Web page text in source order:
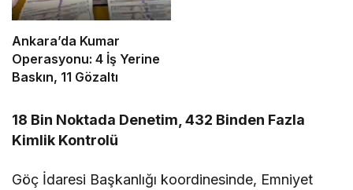
Ankara’da Kumar
Operasyonu: 4 İş Yerine
Baskın, 11 Gözaltı
18 Bin Noktada Denetim, 432 Binden Fazla
Kimlik Kontrolü
Göç İdaresi Başkanlığı koordinesinde, Emniyet